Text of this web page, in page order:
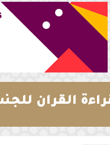
القران